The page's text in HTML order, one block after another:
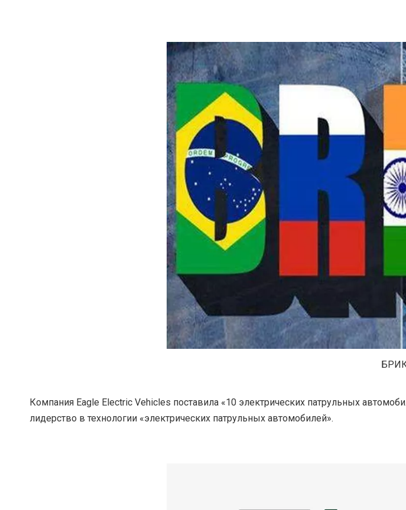
Компания Eagle Electric Vehicles поставила «10 электрических патрульных
лидерство в технологии «электрических патрульных автомобилей».